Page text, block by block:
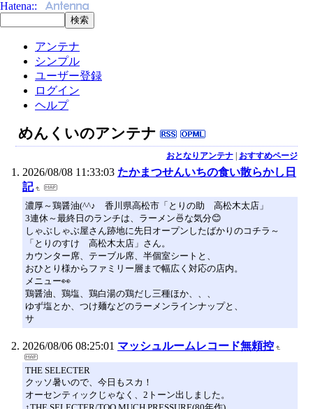
アンテナ
シンプル
ユーザー登録
ログイン
ヘルプ
めんくいのアンテナ
おとなりアンテナ| おすすめページ
2026/08/08 11:33:03 たかまつせんいちの食い散らかし日
記
濃厚～鶏醤油(^^♪ 香川県高松市「とりの助 高松木太店」
3連休～最終日のランチは、ラーメン🍜な気分😊
しゃぶしゃぶ屋さん跡地に先日オープンしたばかりのコチラ～
「とりのすけ 高松木太店」さん。
カウンター席、テーブル席、半個室シートと、
おひとり様からファミリー層まで幅広く対応の店内。
メニュー👀
鶏醤油、鶏塩、鶏白湯の鶏だし三種ほか、、、
ゆず塩とか、つけ麺などのラーメンラインナップと、
サ
2026/08/06 08:25:01 マッシュルームレコード無頼控
THE SELECTER
クッソ暑いので、今日もスカ！
オーセンティックじゃなく、2トーン出しました。